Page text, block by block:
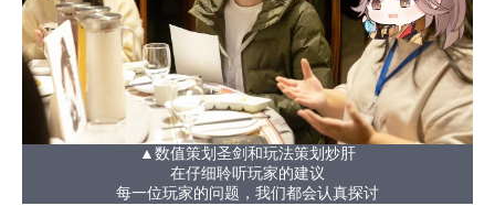
▲数值策划圣剑和玩法策划炒肝
在仔细聆听玩家的建议
每一位玩家的问题，我们都会认真探讨